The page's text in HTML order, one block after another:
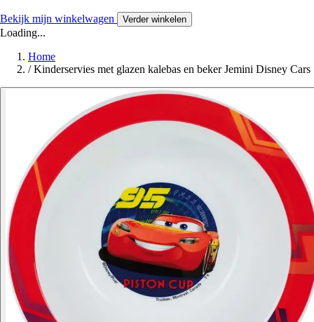
Bekijk mijn winkelwagen Verder winkelen
Loading...
Home
/ Kinderservies met glazen kalebas en beker Jemini Disney Cars